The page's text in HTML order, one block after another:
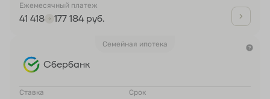
Ежемесячный платеж
41 418 177 184 руб.
Семейная ипотека
Сбербанк
Ставка Срок